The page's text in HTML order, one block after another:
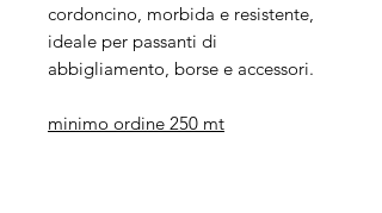
cordoncino, morbida e resistente,
ideale per passanti di
abbigliamento, borse e accessori.
minimo ordine 250 mt